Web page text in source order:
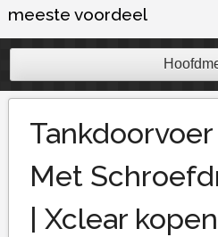
meeste voordeel
Met
| Xclear kopen